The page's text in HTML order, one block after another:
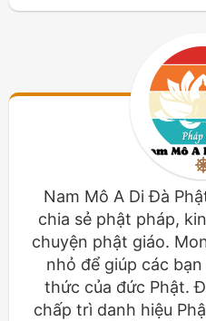
Nam Mô A Di Đà
chia sẻ phật pháp,
chuyện phật giáo.
nhỏ để giúp các
thức của đức Phật.
chấp trì danh hiệu